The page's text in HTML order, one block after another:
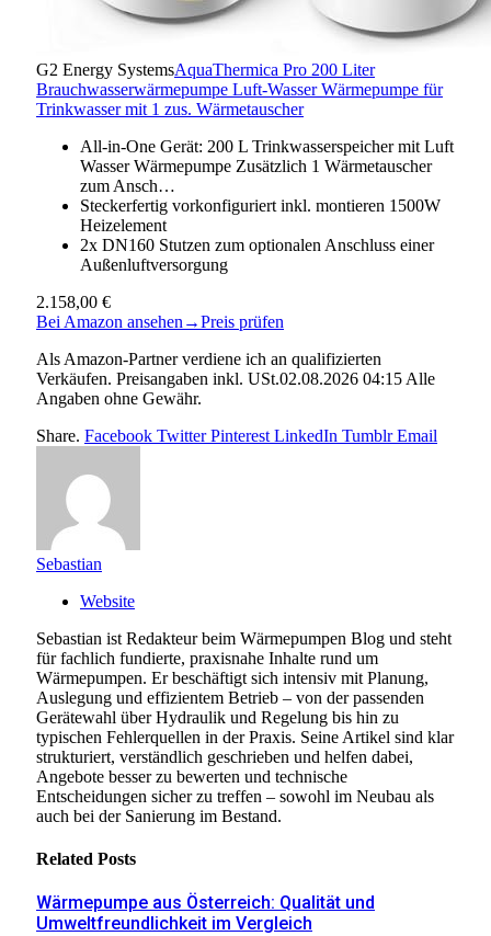
G2 Energy SystemsAquaThermica Pro 200 Liter
Brauchwasserwärmepumpe Luft-Wasser Wärmepumpe für
Trinkwasser mit 1 zus. Wärmetauscher
All-in-One Gerät: 200 L Trinkwasserspeicher mit Luft
Wasser Wärmepumpe Zusätzlich 1 Wärmetauscher
zum Ansch…
Steckerfertig vorkonfiguriert inkl. montieren 1500W
Heizelement
2x DN160 Stutzen zum optionalen Anschluss einer
Außenluftversorgung
2.158,00 €
Bei Amazon ansehen →Preis prüfen
Als Amazon-Partner verdiene ich an qualifizierten
Verkäufen. Preisangaben inkl. USt.02.08.2026 04:15 Alle
Angaben ohne Gewähr.
Share. Facebook Twitter Pinterest LinkedIn Tumblr Email
Sebastian
Website
Sebastian ist Redakteur beim Wärmepumpen Blog und steht
für fachlich fundierte, praxisnahe Inhalte rund um
Wärmepumpen. Er beschäftigt sich intensiv mit Planung,
Auslegung und effizientem Betrieb – von der passenden
Gerätewahl über Hydraulik und Regelung bis hin zu
typischen Fehlerquellen in der Praxis. Seine Artikel sind klar
strukturiert, verständlich geschrieben und helfen dabei,
Angebote besser zu bewerten und technische
Entscheidungen sicher zu treffen – sowohl im Neubau als
auch bei der Sanierung im Bestand.
Related Posts
Wärmepumpe aus Österreich: Qualität und
Umweltfreundlichkeit im Vergleich